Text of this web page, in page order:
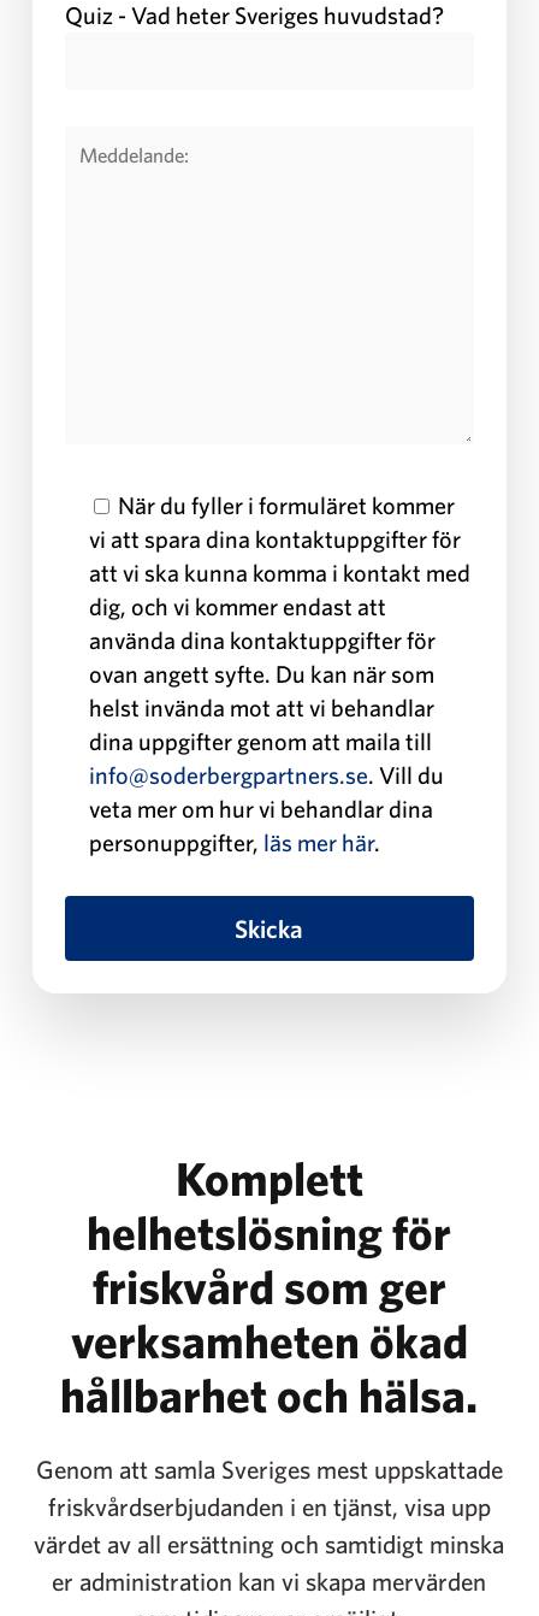
Quiz - Vad heter Sveriges huvudstad?
När du fyller i formuläret kommer
vi att spara dina kontaktuppgifter för
att vi ska kunna komma i kontakt med
dig, och vi kommer endast att
använda dina kontaktuppgifter för
ovan angett syfte. Du kan när som
helst invända mot att vi behandlar
dina uppgifter genom att maila till
info@soderbergpartners.se. Vill du
veta mer om hur vi behandlar dina
personuppgifter, läs mer här.
Komplett
helhetslösning för
friskvård som ger
verksamheten ökad
hållbarhet och hälsa.
Genom att samla Sveriges mest uppskattade
friskvårdserbjudanden i en tjänst, visa upp
värdet av all ersättning och samtidigt minska
er administration kan vi skapa mervärden